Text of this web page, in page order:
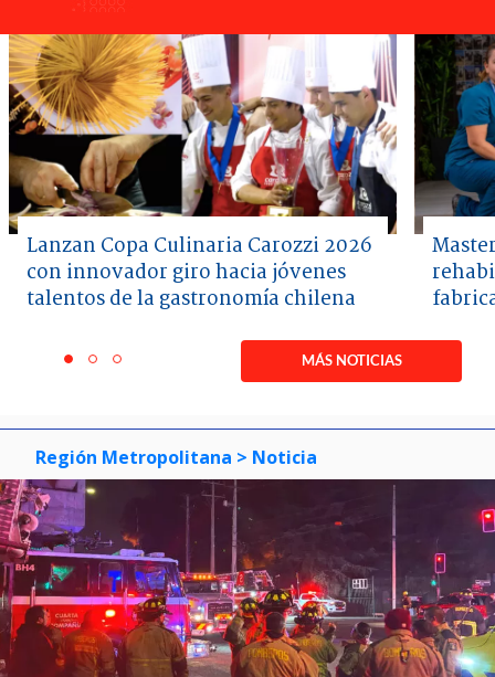
Lanzan Copa Culinaria Carozzi 2026
con innovador giro hacia jóvenes
talentos de la gastronomía chilena
itemitemitem
MÁS NOTICIAS
Región Metropolitana > Noticia